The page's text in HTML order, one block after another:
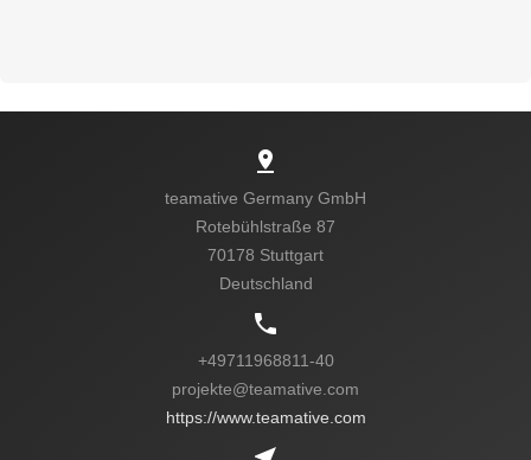
Kein passender Job?
Sende uns eine
Nachricht!
pin_drop
teamative Germany GmbH
Rotebühlstraße 87
70178 Stuttgart
Deutschland
phone
+49711968811-40
projekte@teamative.com
https://www.teamative.com